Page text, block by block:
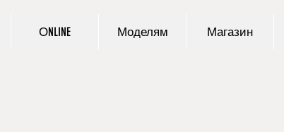
ОNLINE Моделям Магазин